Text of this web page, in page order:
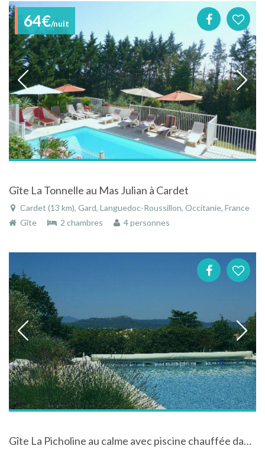
64€/nuit
Gîte La Tonnelle au Mas Julian à Cardet
Cardet (13 km), Gard, Languedoc-Roussillon, Occitanie, France
Gîte
2 chambres 4 personnes
Gîte La Picholine au calme avec piscine chauffée dans le Languedoc-Roussillon